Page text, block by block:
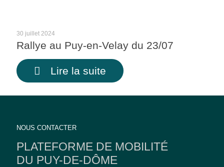
30 juillet 2024
Rallye au Puy-en-Velay du 23/07
Lire la suite
NOUS CONTACTER
PLATEFORME DE MOBILITÉ
DU PUY-DE-DÔME